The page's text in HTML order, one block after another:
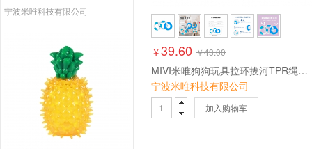
宁波米唯科技有限公司
￥39.60 ￥43.00
MIVI米唯狗狗玩具拉环拔河TPR绳子玩具耐咬磨牙互动自嗨解闷训练
宁波米唯科技有限公司
加入购物车